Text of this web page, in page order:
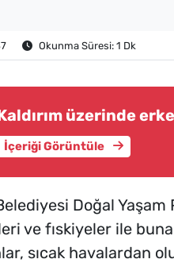
Okunma Süresi: 1 Dk
üzerinde
İçeriği Görüntüle
Doğal Yaşam
ve fıskiyeler ile
sıcak havalardan